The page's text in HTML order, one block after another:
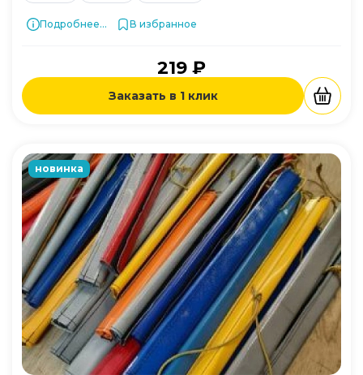
Подробнее... В избранное
219 ₽
Заказать в 1 клик
новинка